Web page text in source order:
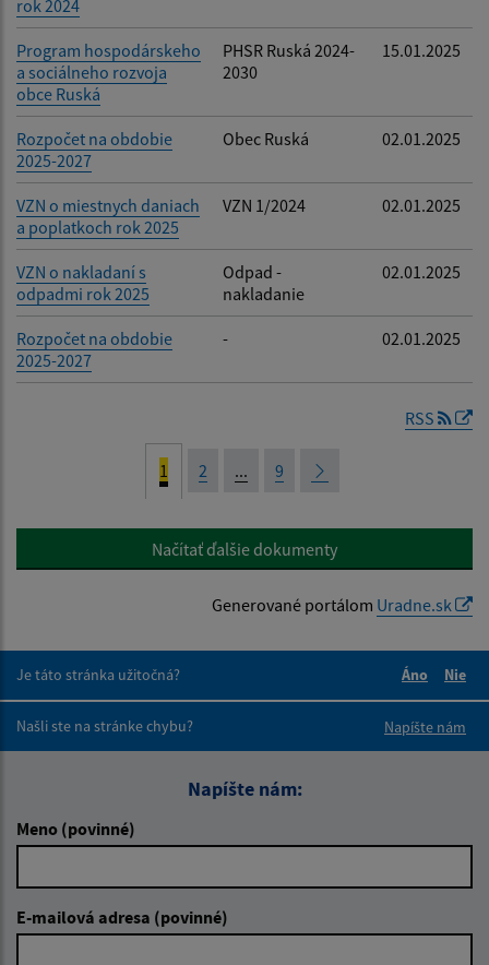
rok 2024
Program hospodárskeho
a sociálneho rozvoja
obce Ruská
PHSR Ruská 2024-
2030
15.01.2025
Rozpočet na obdobie
2025-2027
Obec Ruská 02.01.2025
VZN o miestnych daniach
a poplatkoch rok 2025
VZN 1/2024 02.01.2025
VZN o nakladaní s
odpadmi rok 2025
Odpad -
nakladanie
02.01.2025
Rozpočet na obdobie
2025-2027
- 02.01.2025
RSS
1 2 ... 9
Načítať ďalšie dokumenty
Generované portálom Uradne.sk
Je táto stránka užitočná?
Áno
Nie
Našli ste na stránke chybu?
Napíšte nám
Napíšte nám:
Meno (povinné)
E-mailová adresa (povinné)